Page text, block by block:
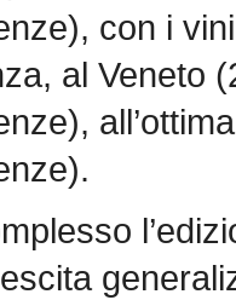
con i
al Veneto